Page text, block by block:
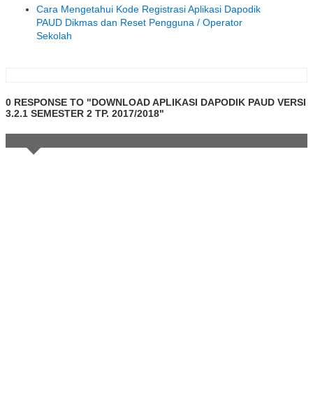
Cara Mengetahui Kode Registrasi Aplikasi Dapodik
PAUD Dikmas dan Reset Pengguna / Operator
Sekolah
0 RESPONSE TO "DOWNLOAD APLIKASI DAPODIK PAUD VERSI
3.2.1 SEMESTER 2 TP. 2017/2018"